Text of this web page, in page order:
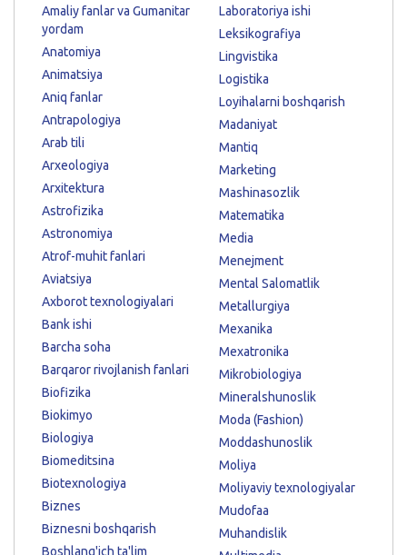
Amaliy fanlar va Gumanitar
yordam
Anatomiya
Animatsiya
Aniq fanlar
Antrapologiya
Arab tili
Arxeologiya
Arxitektura
Astrofizika
Astronomiya
Atrof-muhit fanlari
Aviatsiya
Axborot texnologiyalari
Bank ishi
Barcha soha
Barqaror rivojlanish fanlari
Biofizika
Biokimyo
Biologiya
Biomeditsina
Biotexnologiya
Biznes
Biznesni boshqarish
Boshlang'ich ta'lim
Laboratoriya ishi
Leksikografiya
Lingvistika
Logistika
Loyihalarni boshqarish
Madaniyat
Mantiq
Marketing
Mashinasozlik
Matematika
Media
Menejment
Mental Salomatlik
Metallurgiya
Mexanika
Mexatronika
Mikrobiologiya
Mineralshunoslik
Moda (Fashion)
Moddashunoslik
Moliya
Moliyaviy texnologiyalar
Mudofaa
Muhandislik